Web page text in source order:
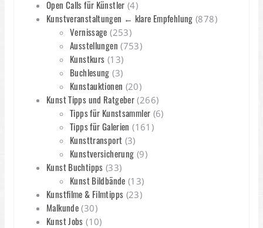
Open Calls für Künstler (4)
Kunstveranstaltungen ← klare Empfehlung (878)
Vernissage (253)
Ausstellungen (753)
Kunstkurs (13)
Buchlesung (3)
Kunstauktionen (20)
Kunst Tipps und Ratgeber (266)
Tipps für Kunstsammler (6)
Tipps für Galerien (161)
Kunsttransport (3)
Kunstversicherung (9)
Kunst Buchtipps (33)
Kunst Bildbände (13)
Kunstfilme & Filmtipps (23)
Malkunde (30)
Kunst Jobs (10)